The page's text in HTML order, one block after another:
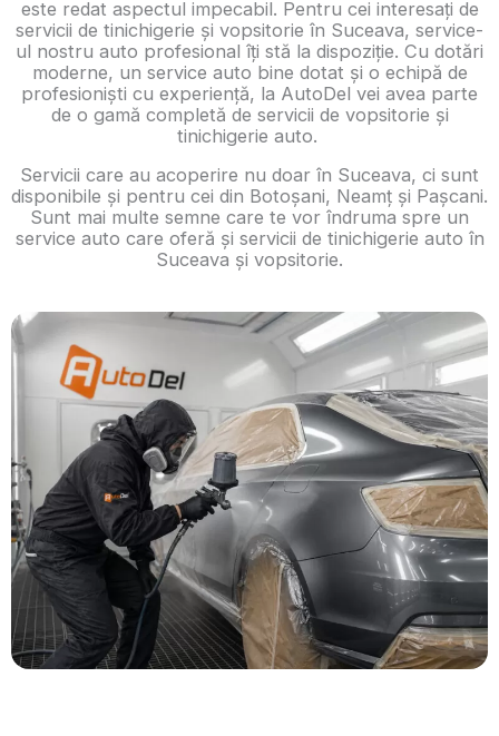
este redat aspectul impecabil. Pentru cei interesați de
servicii de tinichigerie și vopsitorie în Suceava, service-
ul nostru auto profesional îți stă la dispoziție. Cu dotări
moderne, un service auto bine dotat și o echipă de
profesioniști cu experiență, la AutoDel vei avea parte
de o gamă completă de servicii de vopsitorie și
tinichigerie auto.
Servicii care au acoperire nu doar în Suceava, ci sunt
disponibile și pentru cei din Botoșani, Neamț și Pașcani.
Sunt mai multe semne care te vor îndruma spre un
service auto care oferă și servicii de tinichigerie auto în
Suceava și vopsitorie.